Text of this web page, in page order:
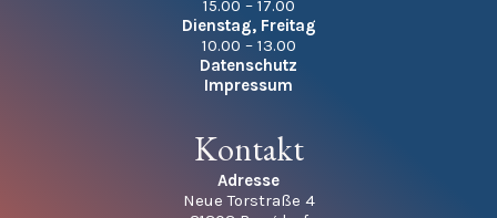
15.00 – 17.00
Dienstag, Freitag
10.00 – 13.00
Datenschutz
Impressum
Kontakt
Adresse
Neue Torstraße 4